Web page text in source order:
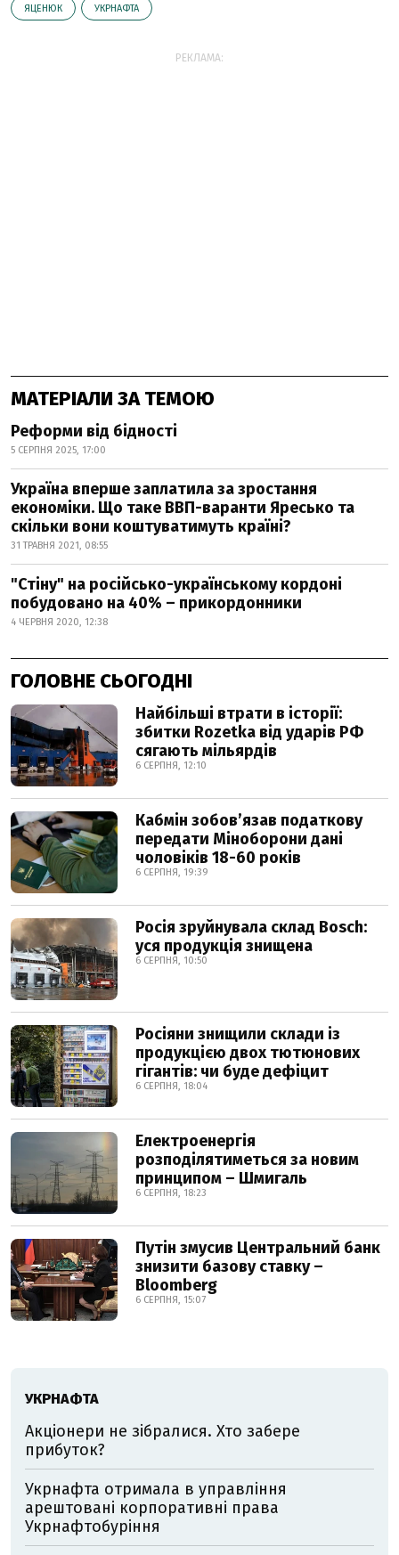
ЯЦЕНЮК УКРНАФТА
РЕКЛАМА:
МАТЕРІАЛИ ЗА ТЕМОЮ
Реформи від бідності
5 СЕРПНЯ 2025, 17:00
Україна вперше заплатила за зростання
економіки. Що таке ВВП-варанти Яресько та
скільки вони коштуватимуть країні?
31 ТРАВНЯ 2021, 08:55
"Стіну" на російсько-українському кордоні
побудовано на 40% – прикордонники
4 ЧЕРВНЯ 2020, 12:38
ГОЛОВНЕ СЬОГОДНІ
Найбільші втрати в історії:
збитки Rozetka від ударів РФ
сягають мільярдів
6 СЕРПНЯ, 12:10
Кабмін зобовʼязав податкову
передати Міноборони дані
чоловіків 18-60 років
6 СЕРПНЯ, 19:39
Росія зруйнувала склад Bosch:
уся продукція знищена
6 СЕРПНЯ, 10:50
Росіяни знищили склади із
продукцією двох тютюнових
гігантів: чи буде дефіцит
6 СЕРПНЯ, 18:04
Електроенергія
розподілятиметься за новим
принципом – Шмигаль
6 СЕРПНЯ, 18:23
Путін змусив Центральний банк
знизити базову ставку –
Bloomberg
6 СЕРПНЯ, 15:07
УКРНАФТА
Акціонери не зібралися. Хто забере
прибуток?
Укрнафта отримала в управління
арештовані корпоративні права
Укрнафтобуріння